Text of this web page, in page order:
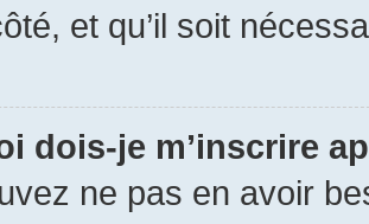
et qu’il soit
dois-je m’inscrire
ne pas en avoir